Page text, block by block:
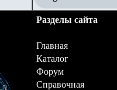
Разделы сайта
Главная
Каталог
Форум
Справочная